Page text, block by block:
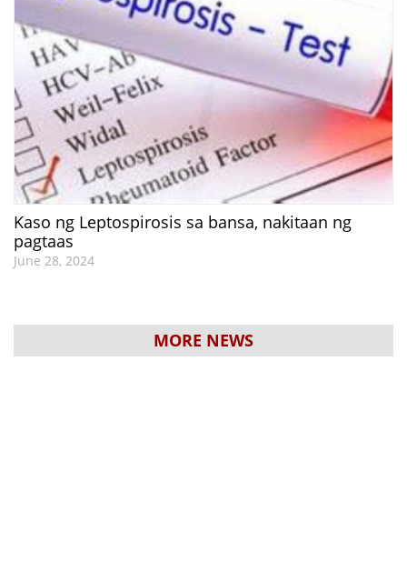
Kaso ng Leptospirosis sa bansa, nakitaan ng
pagtaas
June 28, 2024
MORE NEWS